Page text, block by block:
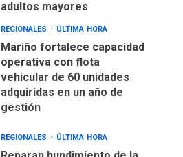
adultos mayores
REGIONALES ÚLTIMA HORA
Mariño fortalece capacidad
operativa con flota
vehicular de 60 unidades
adquiridas en un año de
gestión
REGIONALES ÚLTIMA HORA